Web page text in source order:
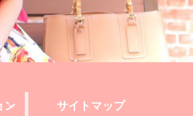
ン サイトマップ